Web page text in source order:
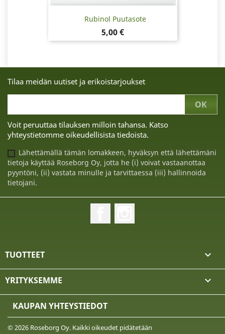
Rubinol Puutasote
Hinta
5,00 €
Tilaa meidän uutiset ja erikoistarjoukset
Voit peruuttaa tilauksen milloin tahansa. Katso
yhteystietomme oikeudellisista tiedoista.
Lähettämällä tämän lomakkeen, hyväksyn että lähettämäni
tietoja käyttää Roseborg Oy, jotta he (i) voivat vastaanottaa
pyyntöni, (ii) vastata minulle ja tarvittaessa (iii) hallinnoida
tietojani.
TUOTTEET 
YRITYKSEMME 
KAUPAN YHTEYSTIEDOT
© 2026 Roseborg Oy. Kaikki oikeudet pidätetään